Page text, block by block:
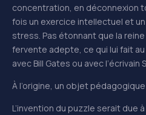
concentration, en déconnexion
fois un exercice intellectuel et
stress. Pas étonnant que la
fervente adepte, ce qui lui fait
avec Bill Gates ou avec l’écrivain
À l’origine, un objet pédagogique
L’invention du puzzle serait due